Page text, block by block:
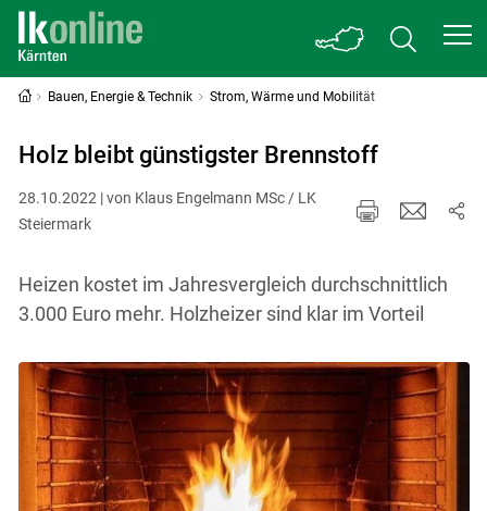
Bauen, Energie & Technik Strom, Wärme und Mobilität
Holz bleibt günstigster Brennstoff
28.10.2022 | von Klaus Engelmann MSc / LK
Steiermark
Heizen kostet im Jahresvergleich durchschnittlich
3.000 Euro mehr. Holzheizer sind klar im Vorteil